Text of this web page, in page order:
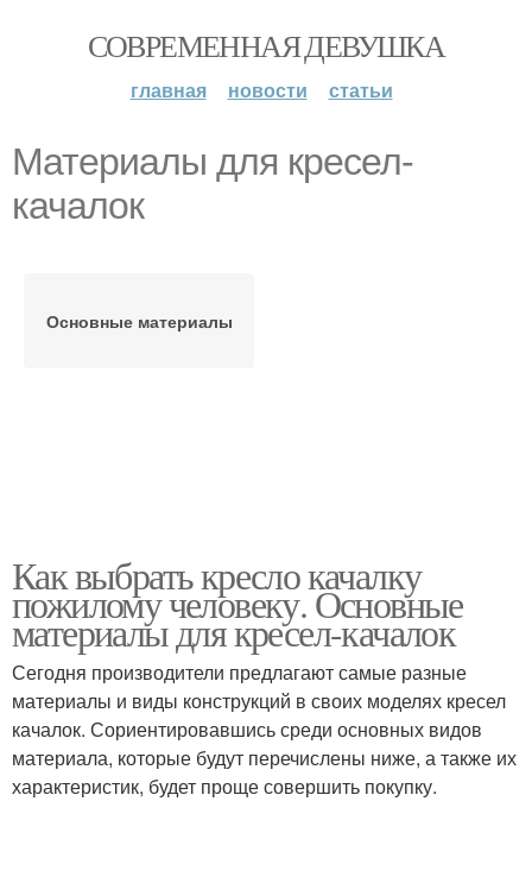
СОВРЕМЕННАЯ ДЕВУШКА
главная новости статьи
Материалы для кресел-
качалок
Основные материалы
Как выбрать кресло качалку
пожилому человеку. Основные
материалы для кресел-качалок
Сегодня производители предлагают самые разные
материалы и виды конструкций в своих моделях кресел
качалок. Сориентировавшись среди основных видов
материала, которые будут перечислены ниже, а также их
характеристик, будет проще совершить покупку.